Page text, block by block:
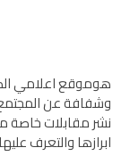
هوموقع اعلامي
وشفافة عن
نشر مقابلات خاصة
ابرازها والتعرف عليها